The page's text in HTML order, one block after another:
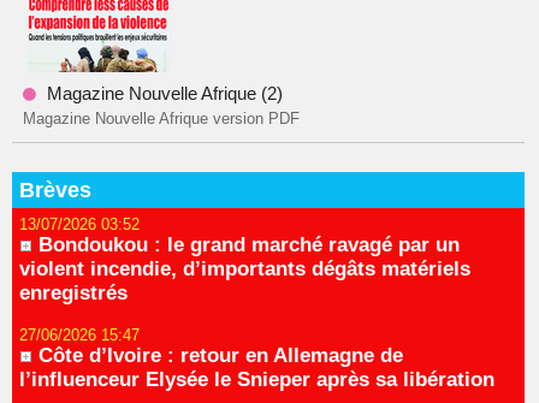
Magazine Nouvelle Afrique (2)
Magazine Nouvelle Afrique version PDF
Brèves
13/07/2026 03:52
Bondoukou : le grand marché ravagé par un
violent incendie, d’importants dégâts matériels
enregistrés
27/06/2026 15:47
Côte d’Ivoire : retour en Allemagne de
l’influenceur Elysée le Snieper après sa libération